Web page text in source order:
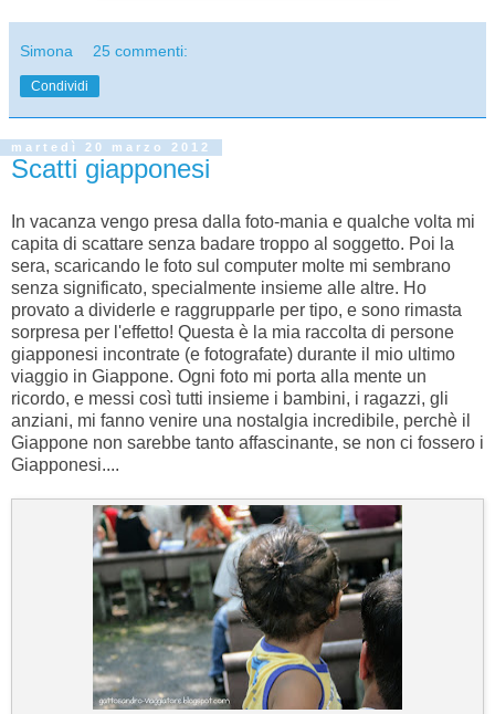
Simona 25 commenti:
Condividi
martedì 20 marzo 2012
Scatti giapponesi
In vacanza vengo presa dalla foto-mania e qualche volta mi
capita di scattare senza badare troppo al soggetto. Poi la
sera, scaricando le foto sul computer molte mi sembrano
senza significato, specialmente insieme alle altre. Ho
provato a dividerle e raggrupparle per tipo, e sono rimasta
sorpresa per l'effetto! Questa è la mia raccolta di persone
giapponesi incontrate (e fotografate) durante il mio ultimo
viaggio in Giappone. Ogni foto mi porta alla mente un
ricordo, e messi così tutti insieme i bambini, i ragazzi, gli
anziani, mi fanno venire una nostalgia incredibile, perchè il
Giappone non sarebbe tanto affascinante, se non ci fossero i
Giapponesi....